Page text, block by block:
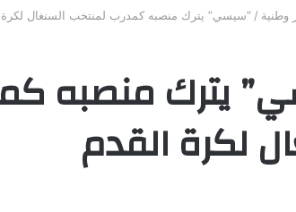
وطنية / “سيسي” يترك منصبه كمدرب لمنتخب السنغال لكرة
يترك منصبه
لكرة القدم